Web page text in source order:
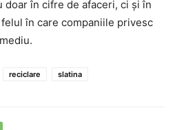
doar în cifre de afaceri, ci și în
în care companiile privesc
reciclare slatina